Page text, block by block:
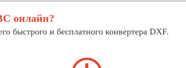
онлайн?
быстрого и бесплатного конвертера DXF.